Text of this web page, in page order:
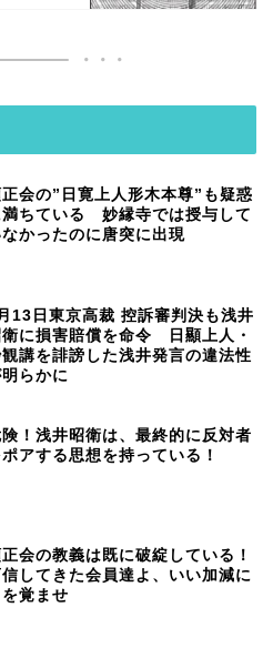
会の”日寛上人形木本尊”も疑惑
満ちている 妙縁寺では授与して
なかったのに唐突に出現
13日東京高裁 控訴審判決も浅井
衛に損害賠償を命令 日顯上人・
講を誹謗した浅井発言の違法性
らかに
！浅井昭衛は、最終的に反対者
ポアする思想を持っている！
会の教義は既に破綻している！
してきた会員達よ、いい加減に
を覚ませ